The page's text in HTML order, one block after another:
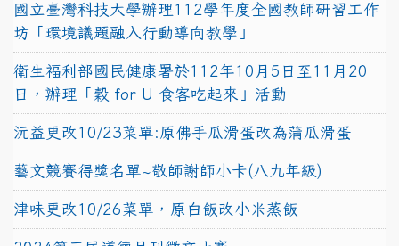
國立臺灣科技大學辦理112學年度全國教師研習工作
坊「環境議題融入行動導向教學」
衛生福利部國民健康署於112年10月5日至11月20
日，辦理「穀 for U 食客吃起來」活動
沅益更改10/23菜單:原佛手瓜滑蛋改為蒲瓜滑蛋
藝文競賽得獎名單~敬師謝師小卡(八九年級)
津味更改10/26菜單，原白飯改小米蒸飯